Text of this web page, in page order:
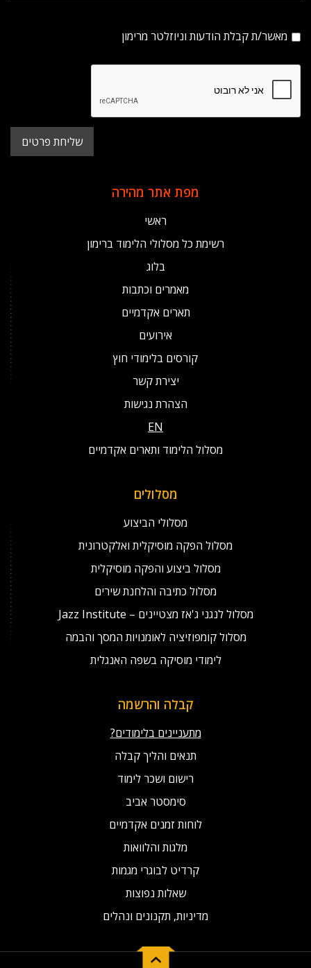
מאשר/ת קבלת הודעות וניוזלטר מרימון
מפת אתר מהירה
ראשי
רשימת כל מסלולי הלימוד ברימון
בלוג
מאמרים וכתבות
תארים אקדמיים
אירועים
קורסים בלימודי חוץ
יצירת קשר
הצהרת נגישות
EN
מסלול הלימוד ותארים אקדמיים
מסלולים
מסלולי הביצוע
מסלול הפקה מוסיקלית ואלקטרונית
מסלול ביצוע והפקה מוסיקלית
מסלול כתיבה והלחנת שירים
מסלול לנגני ג'אז מצטיינים – Jazz Institute
מסלול קומפוזיציה לאומנויות המסך והבמה
לימודי מוסיקה בשפה האנגלית
קבלה והרשמה
מתעניינים בלימודים?
תנאים והליך קבלה
רישום ושכר לימוד
סימסטר אביב
לוחות זמנים אקדמיים
מלגות והלוואות
קרדיט לבוגרי מגמות
שאלות נפוצות
מדיניות, תקנונים ונהלים